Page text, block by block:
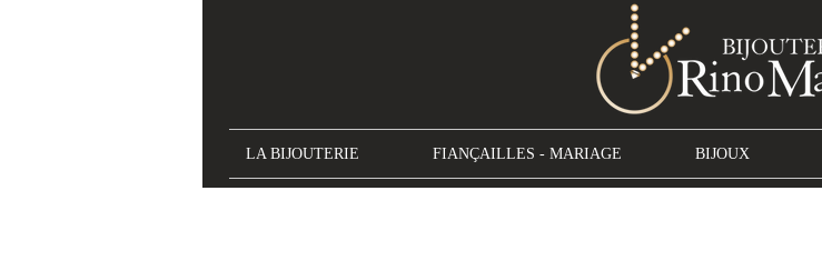
LA BIJOUTERIE FIANÇAILLES - MARIAGE BIJOUX